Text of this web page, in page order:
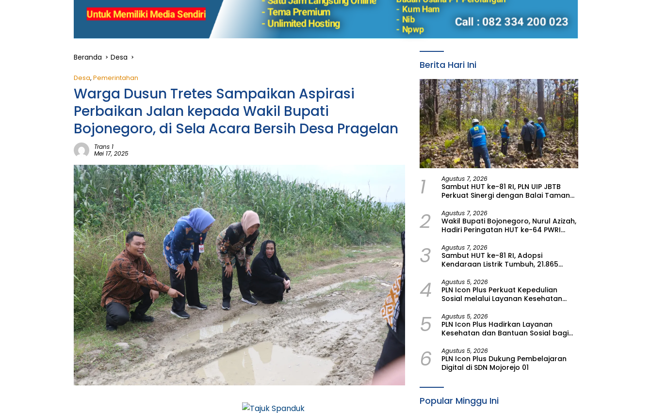
Beranda Desa
Desa, Pemerintahan
Warga Dusun Tretes Sampaikan Aspirasi
Perbaikan Jalan kepada Wakil Bupati
Bojonegoro, di Sela Acara Bersih Desa Pragelan
Trans 1
Mei 17, 2025
Berita Hari Ini
1 Agustus 7, 2026
Sambut HUT ke-81 RI, PLN UIP JBTB
Perkuat Sinergi dengan Balai Taman
Rencana Proyek SUTET 500 kV Paiton–
Watudodol/Kalipuro
2 Agustus 7, 2026
Wakil Bupati Bojonegoro, Nurul Azizah,
Hadiri Peringatan HUT ke-64 PWRI
3 Agustus 7, 2026
Sambut HUT ke-81 RI, Adopsi
Kendaraan Listrik Tumbuh, 21.865
Charging Services PLN pada Semester
I 2026
4 Agustus 5, 2026
PLN Icon Plus Perkuat Kepedulian
Sosial melalui Layanan Kesehatan
Lansia di Malang
5 Agustus 5, 2026
PLN Icon Plus Hadirkan Layanan
Kesehatan dan Bantuan Sosial bagi
6 Agustus 5, 2026
PLN Icon Plus Dukung Pembelajaran
Digital di SDN Mojorejo 01
Popular Minggu Ini